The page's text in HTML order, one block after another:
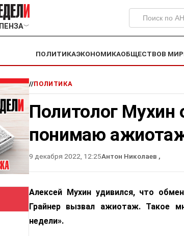
ПЕНЗА﹀
ПОЛИТИКАЭКОНОМИКАОБЩЕСТВОВ
//ПОЛИТИКА
Политолог Мухин
понимаю
9 декабря 2022, 12:25Антон Николаев ,
Алексей Мухин удивился, что
Грайнер вызвал ажиотаж. Такое
недели».